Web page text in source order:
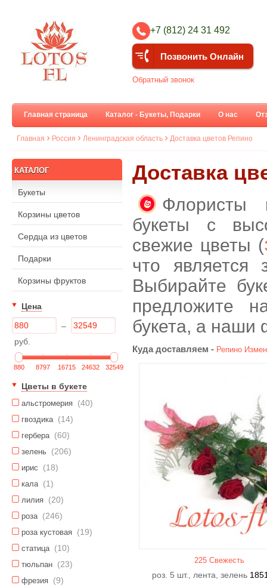
+7 (812) 24 31 492
Позвонить Онлайн
Обратный звонок
Главная страница Каталог - Букеты, Подарки О нас
Главная Россия Ленинградская область Доставка цветов Репино
КАТАЛОГ
Букеты
Корзины цветов
Сердца из цветов
Подарки
Корзины фруктов
Цена
–
руб.
880 8797 16715 24632 32549
Цветы в букете
альстромерия (40)
гвоздика (14)
гербера (60)
зелень (206)
ирис (18)
кала (1)
лилия (20)
роза (246)
роза кустовая (19)
статица (10)
тюльпан (23)
фрезия (9)
Доставка
Флористы
букеты с
свежие цветы (
что является
Выбирайте
предложите
букета, а наши
Куда доставляем - Репино
225 Свежесть
роз. 5 шт., лента, зелень